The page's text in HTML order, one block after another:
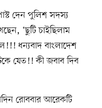
দেন পুলিশ সদস্য
‘ছুটি চাইছিলাম
ধন্যবাদ বাংলাদেশ
যেত!! কী জবাব দিব
রোববার আরেকটি